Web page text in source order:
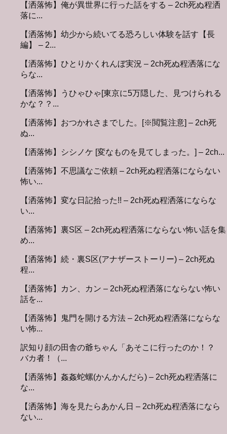
【洒落怖】俺が異世界に行った話をする – 2ch死ぬ程洒
落に...
【洒落怖】幼少から続いてる恐ろしい体験を話す【長
編】 – 2...
【洒落怖】ひとりかくれんぼ実況 – 2ch死ぬ程洒落にな
らな...
【洒落怖】うひゃひゃ[東京に5万隠した、見つけられる
かな？？...
【洒落怖】おつかれさまでした。[※閲覧注意] – 2ch死
ぬ...
【洒落怖】シシノケ [変なものを見てしまった。] – 2ch...
【洒落怖】不思議なご依頼 – 2ch死ぬ程洒落にならない
怖い...
【洒落怖】変な日記拾った!! – 2ch死ぬ程洒落にならな
い...
【洒落怖】裏S区 – 2ch死ぬ程洒落にならない怖い話を集
め...
【洒落怖】続・裏S区(アナザーストーリー) – 2ch死ぬ
程...
【洒落怖】カン、カン – 2ch死ぬ程洒落にならない怖い
話を...
【洒落怖】鬼門を開ける方法 – 2ch死ぬ程洒落にならな
い怖...
訳知り顔の田舎の爺ちゃん「あそこに行ったのか！？
バカ者！（...
【洒落怖】姦姦蛇螺(かんかんだら) – 2ch死ぬ程洒落に
な...
【洒落怖】海を見たらあかん日 – 2ch死ぬ程洒落になら
ない...